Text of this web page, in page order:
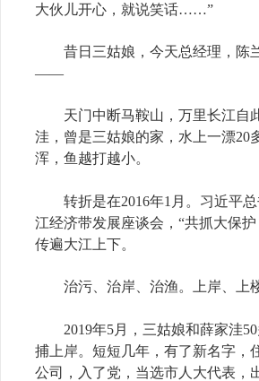
大伙儿开心，就说笑话……”
昔日三姑娘，今天总经理，陈
——
天门中断马鞍山，万里长江自
洼，曾是三姑娘的家，水上一漂20
浑，鱼越打越小。
转折是在2016年1月。习近平总
江经济带发展座谈会，“共抓大保护
传遍大江上下。
治污、治岸、治渔。上岸、上楼
2019年5月，三姑娘和薛家洼50
捕上岸。短短几年，有了新名字，
公司，入了党，当选市人大代表，